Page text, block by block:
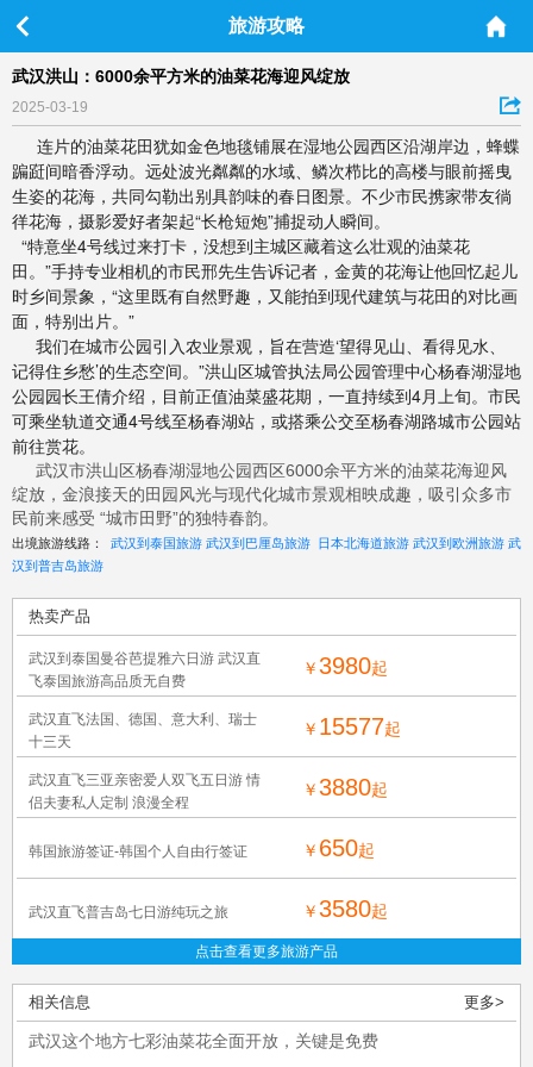
旅游攻略
武汉洪山：6000余平方米的油菜花海迎风绽放
2025-03-19
连片的油菜花田犹如金色地毯铺展在湿地公园西区沿湖岸边，蜂蝶
蹁跹间暗香浮动。远处波光粼粼的水域、鳞次栉比的高楼与眼前摇曳
生姿的花海，共同勾勒出别具韵味的春日图景。不少市民携家带友徜
徉花海，摄影爱好者架起“长枪短炮”捕捉动人瞬间。
“特意坐4号线过来打卡，没想到主城区藏着这么壮观的油菜花
田。”手持专业相机的市民邢先生告诉记者，金黄的花海让他回忆起儿
时乡间景象，“这里既有自然野趣，又能拍到现代建筑与花田的对比画
面，特别出片。”
我们在城市公园引入农业景观，旨在营造‘望得见山、看得见水、
记得住乡愁’的生态空间。”洪山区城管执法局公园管理中心杨春湖湿地
公园园长王倩介绍，目前正值油菜盛花期，一直持续到4月上旬。市民
可乘坐轨道交通4号线至杨春湖站，或搭乘公交至杨春湖路城市公园站
前往赏花。
武汉市洪山区杨春湖湿地公园西区6000余平方米的油菜花海迎风
绽放，金浪接天的田园风光与现代化城市景观相映成趣，吸引众多市
民前来感受 “城市田野”的独特春韵。
出境旅游线路： 武汉到泰国旅游 武汉到巴厘岛旅游 日本北海道旅游 武汉到欧洲旅游 武
汉到普吉岛旅游
热卖产品
武汉到泰国曼谷芭提雅六日游 武汉直
飞泰国旅游高品质无自费
￥3980起
武汉直飞法国、德国、意大利、瑞士
十三天
￥ 15577起
武汉直飞三亚亲密爱人双飞五日游 情
侣夫妻私人定制 浪漫全程
￥3880起
韩国旅游签证-韩国个人自由行签证 ￥ 650起
武汉直飞普吉岛七日游纯玩之旅 ￥3580起
点击查看更多旅游产品
相关信息 更多>
武汉这个地方七彩油菜花全面开放，关键是免费